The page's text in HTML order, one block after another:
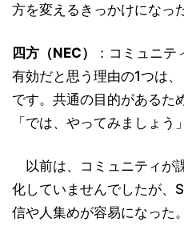
方を変えるきっかけになっ
四方（NEC）
：コミュニ
有効だと思う理由の1つは
です。共通の目的があるた
「では、やってみましょう
以前は、コミュニティが
化していませんでしたが、
信や人集めが容易になった